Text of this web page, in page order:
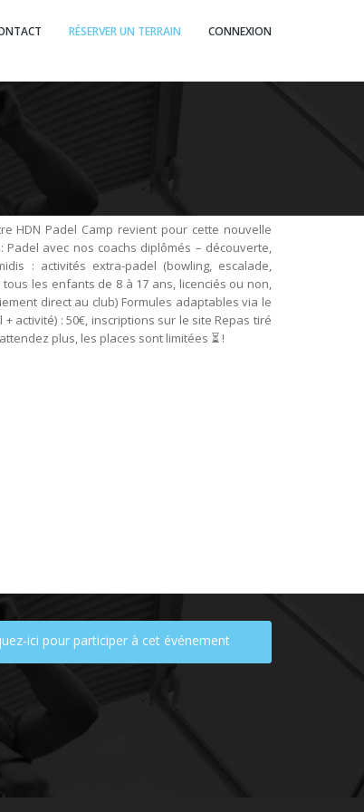
RÉSERVER UN TERRAIN CONNEXION
HDN Padel Camp revient pour cette nouvelle
avec nos coachs diplômés – découverte,
: activités extra-padel (bowling, escalade,
les enfants de 8 à 17 ans, licenciés ou non,
direct au club) Formules adaptables via le
activité) : 50€, inscriptions sur le site Repas tiré
plus, les places sont limitées ⏳ !
ici pour participer à cet événement